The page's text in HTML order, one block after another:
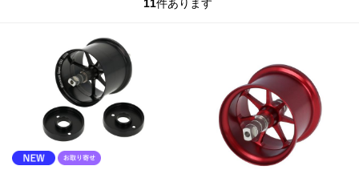
11件あります